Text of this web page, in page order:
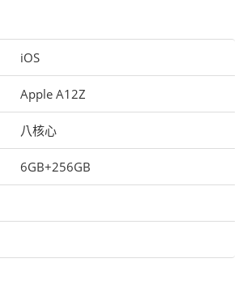
iOS
Apple A12Z
八核心
6GB+256GB